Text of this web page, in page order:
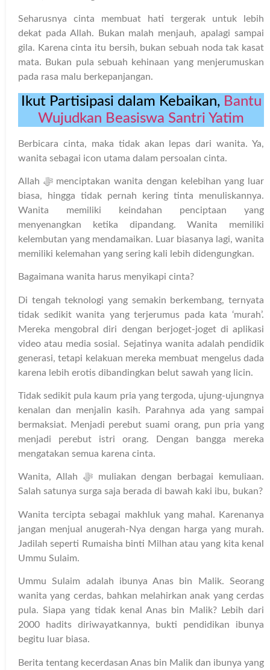
Seharusnya cinta membuat hati tergerak untuk lebih
dekat pada Allah. Bukan malah menjauh, apalagi sampai
gila. Karena cinta itu bersih, bukan sebuah noda tak kasat
mata. Bukan pula sebuah kehinaan yang menjerumuskan
pada rasa malu berkepanjangan.
Ikut Partisipasi dalam Kebaikan, Bantu
Wujudkan Beasiswa Santri Yatim
Berbicara cinta, maka tidak akan lepas dari wanita. Ya,
wanita sebagai icon utama dalam persoalan cinta.
Allah ﷻ menciptakan wanita dengan kelebihan yang luar
biasa, hingga tidak pernah kering tinta menuliskannya.
Wanita memiliki keindahan penciptaan yang
menyenangkan ketika dipandang. Wanita memiliki
kelembutan yang mendamaikan. Luar biasanya lagi, wanita
memiliki kelemahan yang sering kali lebih didengungkan.
Bagaimana wanita harus menyikapi cinta?
Di tengah teknologi yang semakin berkembang, ternyata
tidak sedikit wanita yang terjerumus pada kata ‘murah’.
Mereka mengobral diri dengan berjoget-joget di aplikasi
video atau media sosial. Sejatinya wanita adalah pendidik
generasi, tetapi kelakuan mereka membuat mengelus dada
karena lebih erotis dibandingkan belut sawah yang licin.
Tidak sedikit pula kaum pria yang tergoda, ujung-ujungnya
kenalan dan menjalin kasih. Parahnya ada yang sampai
bermaksiat. Menjadi perebut suami orang, pun pria yang
menjadi perebut istri orang. Dengan bangga mereka
mengatakan semua karena cinta.
Wanita, Allah ﷻ muliakan dengan berbagai kemuliaan.
Salah satunya surga saja berada di bawah kaki ibu, bukan?
Wanita tercipta sebagai makhluk yang mahal. Karenanya
jangan menjual anugerah-Nya dengan harga yang murah.
Jadilah seperti Rumaisha binti Milhan atau yang kita kenal
Ummu Sulaim.
Ummu Sulaim adalah ibunya Anas bin Malik. Seorang
wanita yang cerdas, bahkan melahirkan anak yang cerdas
pula. Siapa yang tidak kenal Anas bin Malik? Lebih dari
2000 hadits diriwayatkannya, bukti pendidikan ibunya
begitu luar biasa.
Berita tentang kecerdasan Anas bin Malik dan ibunya yang